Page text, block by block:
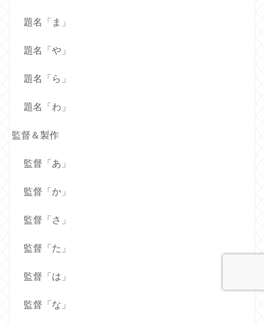
題名「ま」
題名「や」
題名「ら」
題名「わ」
監督＆製作
監督「あ」
監督「か」
監督「さ」
監督「た」
監督「は」
監督「な」